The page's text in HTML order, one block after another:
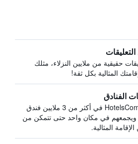
حقيقية من ملايين النزلاء، مثلك
المثالية بكل ثقة!
الفنادق
يبحث HotelsCombined في أكثر من 3 ملايين فندق
ويجمعهم في مكان واحد حتى تتمكن من
المثالية.